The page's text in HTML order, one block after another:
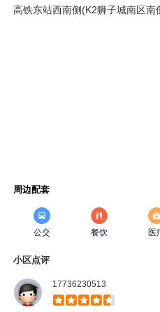
高铁东站西南侧(K2狮子城南区南
周边配套
公交 餐饮 医
小区点评
17736230513